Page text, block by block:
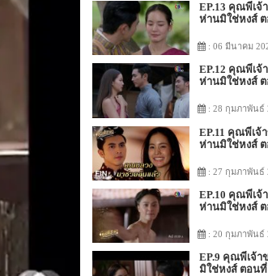
EP.13 คุณพี่เจ้
ห่านมิใช่หงส์
: 06 มีนาคม
EP.12 คุณพี่เจ้
ห่านมิใช่หงส์
: 28 กุมภาพันธ์
EP.11 คุณพี่เจ้
ห่านมิใช่หงส์ ต
: 27 กุมภาพันธ์
EP.10 คุณพี่เจ้
ห่านมิใช่หงส์
: 20 กุมภาพันธ์
EP.9 คุณพี่เจ้า
มิใช่หงส์ ตอนที่